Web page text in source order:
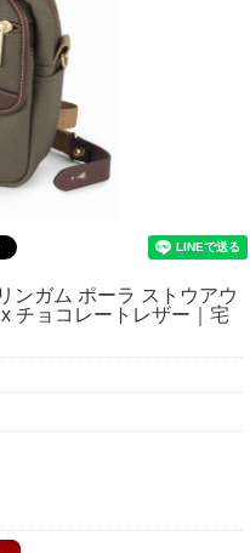
ンガム ポーラ ストウアウ
チョコレートレザー｜宅